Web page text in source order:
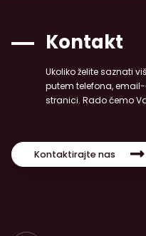
Kontakt
Ukoliko želite saznati
putem telefona,
stranici. Rado ćemo
Kontaktirajte nas